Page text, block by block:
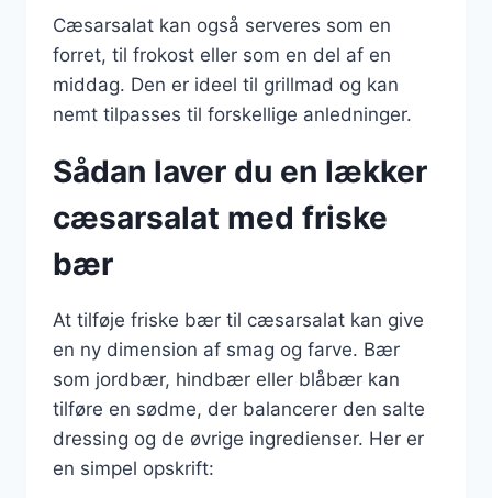
Cæsarsalat kan også serveres som en
forret, til frokost eller som en del af en
middag. Den er ideel til grillmad og kan
nemt tilpasses til forskellige anledninger.
Sådan laver du en lækker
cæsarsalat med friske
bær
At tilføje friske bær til cæsarsalat kan give
en ny dimension af smag og farve. Bær
som jordbær, hindbær eller blåbær kan
tilføre en sødme, der balancerer den salte
dressing og de øvrige ingredienser. Her er
en simpel opskrift: